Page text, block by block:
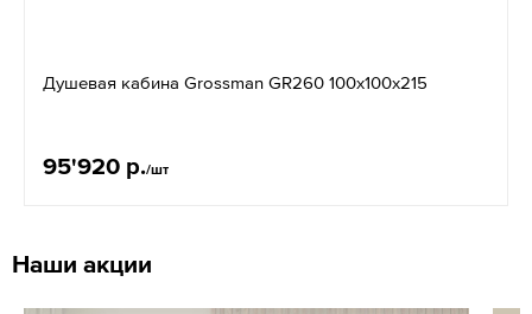
Душевая кабина Grossman GR260 100x100x215
95'920 р./шт
Наши акции